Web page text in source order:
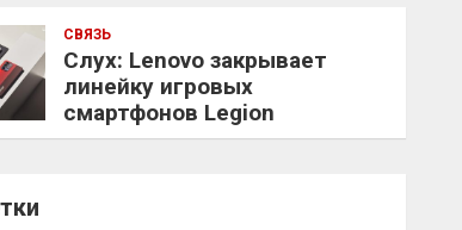
СВЯЗЬ
Слух: Lenovo закрывает
линейку игровых
смартфонов Legion